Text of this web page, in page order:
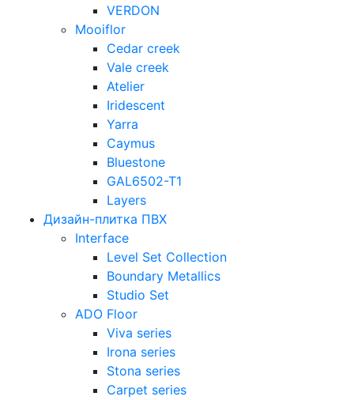
VERDON
Mooiflor
Cedar creek
Vale creek
Atelier
Iridescent
Yarra
Caymus
Bluestone
GAL6502-T1
Layers
Дизайн-плитка ПВХ
Interface
Level Set Collection
Boundary Metallics
Studio Set
ADO Floor
Viva series
Irona series
Stona series
Carpet series